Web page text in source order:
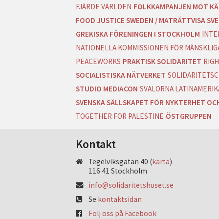
FJÄRDE VÄRLDEN FOLKKAMPANJEN MOT
FOOD JUSTICE SWEDEN / MATRÄTTVISA
GREKISKA FÖRENINGEN I STOCKHOLM
NATIONELLA KOMMISSIONEN FÖR
PEACEWORKS PRAKTISK SOLIDARITET
SOCIALISTISKA NÄTVERKET
STUDIO MEDIACON SVALORNA
SVENSKA SÄLLSKAPET FÖR NYKTERHET
TOGETHER FOR PALESTINE ÖSTGRUPPEN
Kontakt
Tegelviksgatan 40 (karta)
116 41 Stockholm
info@solidaritetshuset.se
Se kontaktsidan
Följ oss på Facebook